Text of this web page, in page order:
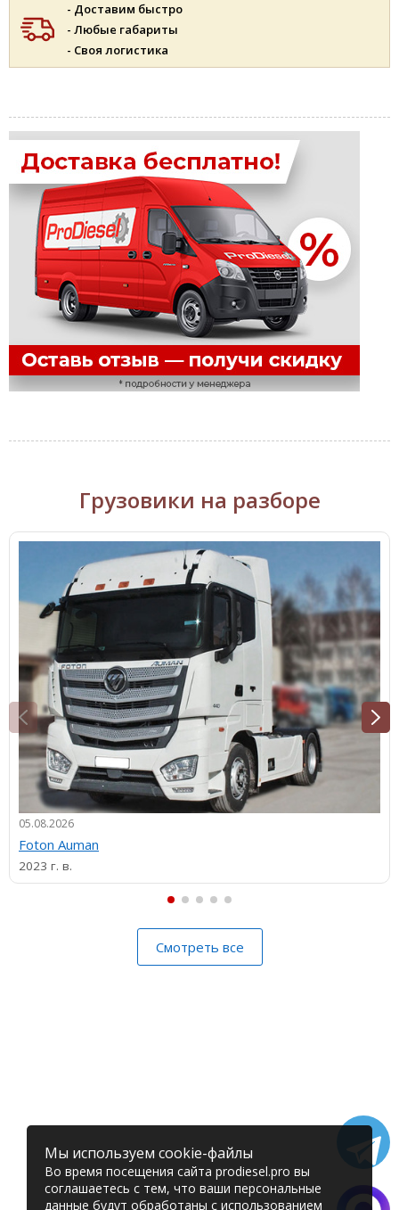
- Доставим быстро
- Любые габариты
- Своя логистика
Грузовики на разборе
05.08.2026
Foton Auman
2023 г. в.
Смотреть все
Мы используем cookie-файлы
Во время посещения сайта prodiesel.pro вы
соглашаетесь с тем, что ваши персональные
данные будут обработаны с использованием